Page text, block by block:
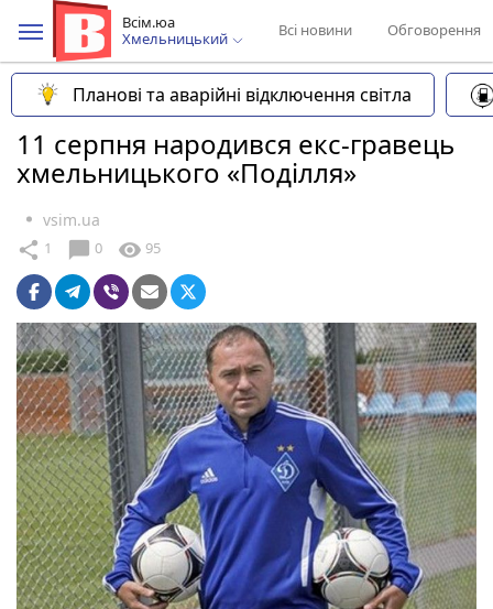
Всім.юа
Хмельницький
Всі новини Обговорення
Планові та аварійні відключення світла
11 серпня народився екс-гравець
хмельницького «Поділля»
vsim.ua
share 1 chat_bubble 0 visibility 95